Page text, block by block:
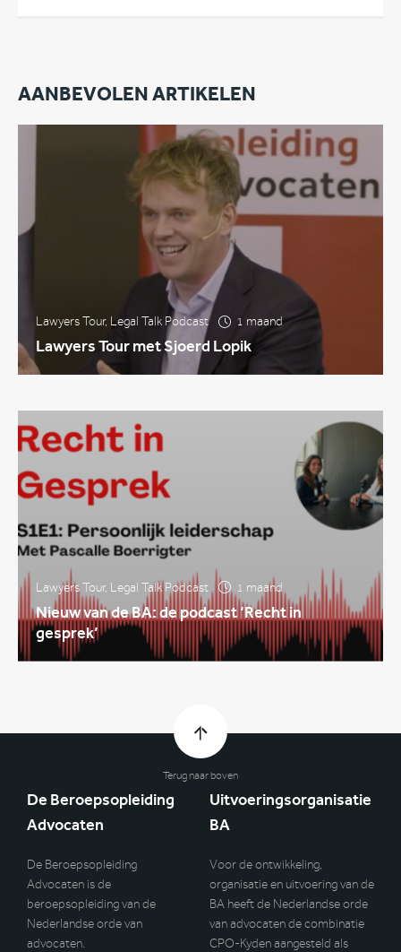
AANBEVOLEN ARTIKELEN
Lawyers Tour, Legal Talk Podcast 1 maand
Lawyers Tour met Sjoerd Lopik
Lawyers Tour, Legal Talk Podcast 1 maand
Nieuw van de BA: de podcast ‘Recht in
gesprek’
Terug naar boven
De Beroepsopleiding
Advocaten
De Beroepsopleiding
Advocaten is de
beroepsopleiding van de
Nederlandse orde van
advocaten.
Uitvoeringsorganisatie
BA
Voor de ontwikkeling,
organisatie en uitvoering van de
BA heeft de Nederlandse orde
van advocaten de combinatie
CPO-Kyden aangesteld als